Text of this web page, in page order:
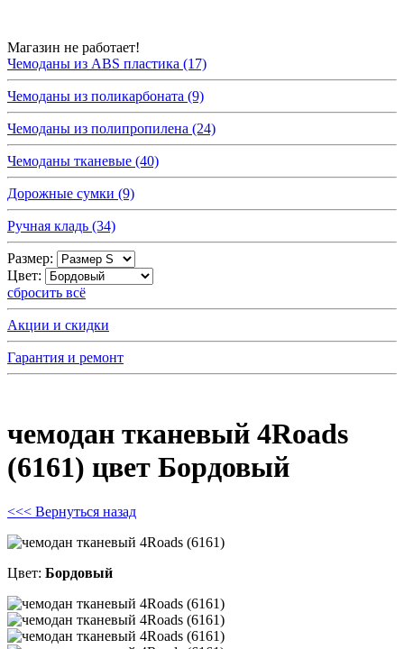
Магазин не работает!
Чемоданы из ABS пластика (17)
Чемоданы из поликарбоната (9)
Чемоданы из полипропилена (24)
Чемоданы тканевые (40)
Дорожные сумки (9)
Ручная кладь (34)
Размер:
Цвет:
сбросить всё
Акции и скидки
Гарантия и ремонт
чемодан тканевый 4Roads
(6161) цвет Бордовый
<<< Вернуться назад
Цвет: Бордовый